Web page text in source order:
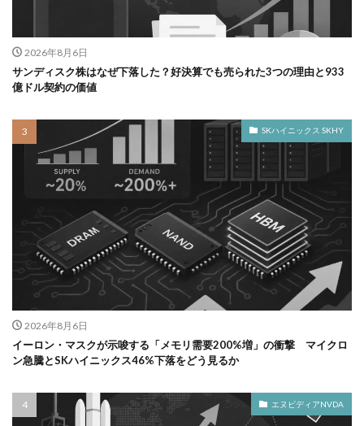
2026年8月6日
サンディスク株はなぜ下落した？好決算でも売られた3つの理由と933
億ドル契約の価値
SKハイニックス SKHY
2026年8月6日
イーロン・マスクが示唆する「メモリ需要200%増」の衝撃 マイクロ
ン急騰とSKハイニックス46%下落をどう見るか
エヌビディアNVDA